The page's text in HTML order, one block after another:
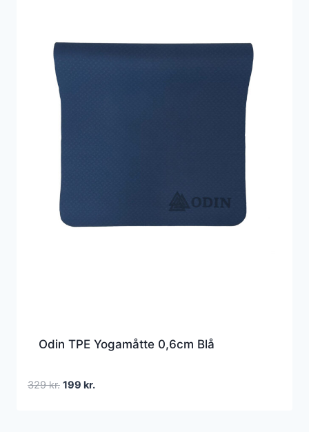
Odin TPE Yogamåtte 0,6cm Blå
329kr. Den
199 kr.Den